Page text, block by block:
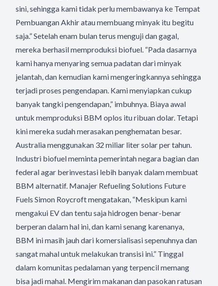
sini, sehingga kami tidak perlu membawanya ke Tempat
Pembuangan Akhir atau membuang minyak itu begitu
saja.” Setelah enam bulan terus menguji dan gagal,
mereka berhasil memproduksi biofuel. “Pada dasarnya
kami hanya menyaring semua padatan dari minyak
jelantah, dan kemudian kami mengeringkannya sehingga
terjadi proses pengendapan. Kami menyiapkan cukup
banyak tangki pengendapan,” imbuhnya. Biaya awal
untuk memproduksi BBM oplos itu ribuan dolar. Tetapi
kini mereka sudah merasakan penghematan besar.
Australia menggunakan 32 miliar liter solar per tahun.
Industri biofuel meminta pemerintah negara bagian dan
federal agar berinvestasi lebih banyak dalam membuat
BBM alternatif. Manajer Refueling Solutions Future
Fuels Simon Roycroft mengatakan, “Meskipun kami
mengakui EV dan tentu saja hidrogen benar-benar
berperan dalam hal ini, dan kami senang karenanya,
BBM ini masih jauh dari komersialisasi sepenuhnya dan
sangat mahal untuk melakukan transisi ini.” Tinggal
dalam komunitas pedalaman yang terpencil memang
bisa jadi mahal. Mengirim makanan dan pasokan ratusan